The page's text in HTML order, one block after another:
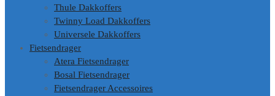
Thule Dakkoffers
Twinny Load Dakkoffers
Universele Dakkoffers
Fietsendrager
Atera Fietsendrager
Bosal Fietsendrager
Fietsendrager Accessoires